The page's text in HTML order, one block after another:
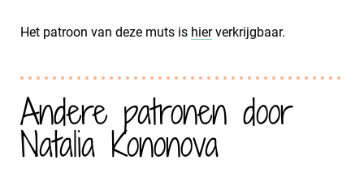
Het patroon van deze muts is hierverkrijgbaar.
Andere patronen door
Natalia Kononova